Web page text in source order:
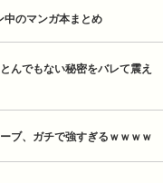
中のマンガ本まとめ
んでもない秘密をバレて震え
ブ、ガチで強すぎるｗｗｗｗ